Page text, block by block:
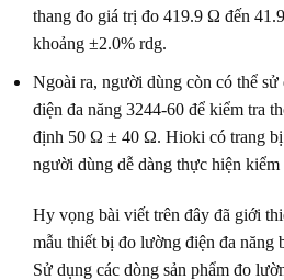
thang đo giá trị đo 419.9 Ω đến
khoảng ±2.0% rdg.
Ngoài ra, người dùng còn có thể
điện đa năng 3244-60 để kiểm tra
định 50 Ω ± 40 Ω. Hioki có trang bị
người dùng dễ dàng thực hiện kiểm
Hy vọng bài viết trên đây đã giới
mẫu thiết bị đo lường điện đa năng
Sử dụng các dòng sản phẩm đo